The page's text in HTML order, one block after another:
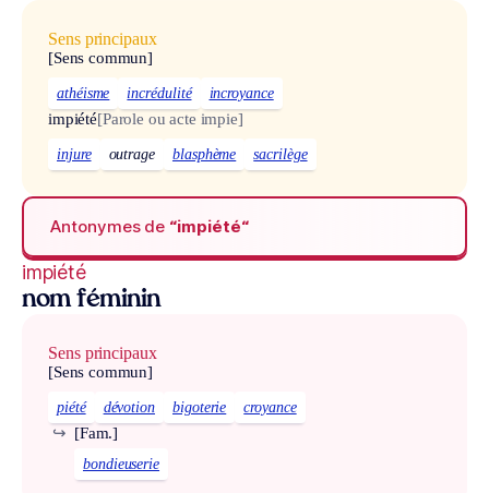
Sens principaux
[Sens commun]
athéisme incrédulité incroyance
impiété[Parole ou acte impie]
injure outrage blasphème sacrilège
Antonymes de “impiété“
impiété
nom féminin
Sens principaux
[Sens commun]
piété dévotion bigoterie croyance
[Fam.]
↪
bondieuserie